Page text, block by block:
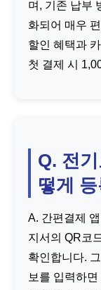
며, 기존 납부
화되어 매우
할인 혜택과
첫 결제 시
Q. 전
떻게
A. 간편결제
지서의 QR코
확인합니다.
보를 입력하